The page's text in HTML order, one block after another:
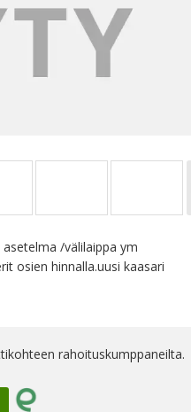
/välilaippa ym
osien hinnalla.uusi kaasari
rahoituskumppaneilta.